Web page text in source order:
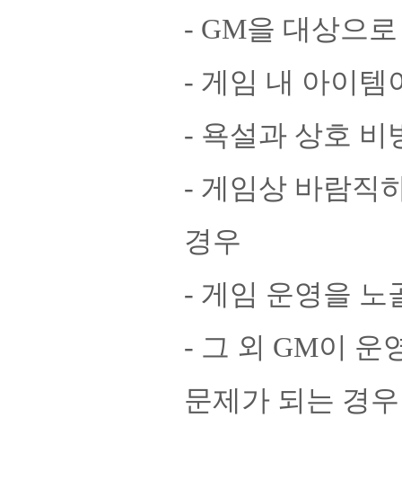
- GM을 대상으
- 게임 내 아이템
- 욕설과 상호 비
- 게임상 바람직
경우
- 게임 운영을 노
- 그 외 GM이 운
문제가 되는 경우